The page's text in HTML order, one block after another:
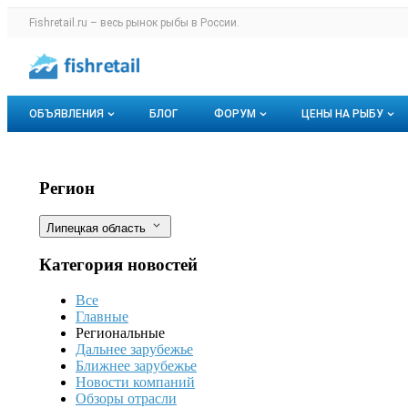
Раздел навигации по сайту fishretail.ru
Fishretail.ru – весь рынок рыбы в России.
Навигация по разделам сайта fishretail.ru
ОБЪЯВЛЕНИЯ
Горячее предложение
Мои объявления
БЛОГ ФОРУМ ЦЕНЫ НА РЫБУ
Водохранилище под Липецком
Фильтры
Регион
Липецкая область
Категория новостей
Все
Главные
Региональные
Дальнее зарубежье
Ближнее зарубежье
Новости компаний
Обзоры отрасли